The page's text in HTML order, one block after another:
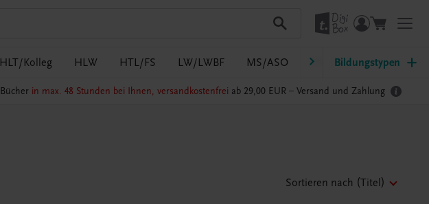
HLT/Kolleg HLW HTL/FS LW/LWBF MS/ASO Pflege PTS
Bildungstypen
Bücher in max. 48 Stunden bei Ihnen, versandkostenfrei ab 29,00 EUR – Versand und Zahlung
Sortieren nach (Titel)